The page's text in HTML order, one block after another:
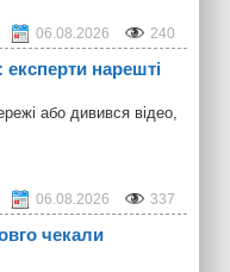
06.08.2026 240
нарешті
або дивився відео,
06.08.2026 337
чекали